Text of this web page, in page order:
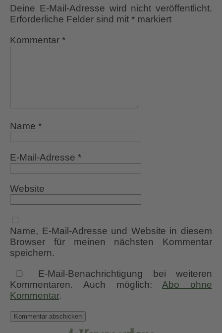
Deine E-Mail-Adresse wird nicht veröffentlicht.
Erforderliche Felder sind mit * markiert
Kommentar *
Name *
E-Mail-Adresse *
Website
Name, E-Mail-Adresse und Website in diesem
Browser für meinen nächsten Kommentar
speichern.
E-Mail-Benachrichtigung bei weiteren
Kommentaren. Auch möglich:Abo ohne
Kommentar.